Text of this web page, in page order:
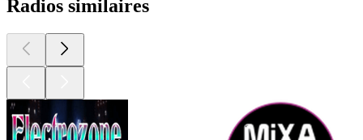
Radios similaires